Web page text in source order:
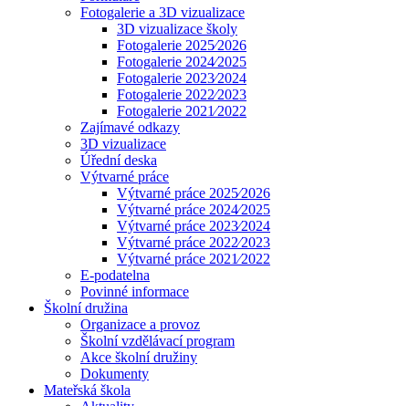
Fotogalerie a 3D vizualizace
3D vizualizace školy
Fotogalerie 2025⁄2026
Fotogalerie 2024⁄2025
Fotogalerie 2023⁄2024
Fotogalerie 2022⁄2023
Fotogalerie 2021⁄2022
Zajímavé odkazy
3D vizualizace
Úřední deska
Výtvarné práce
Výtvarné práce 2025⁄2026
Výtvarné práce 2024⁄2025
Výtvarné práce 2023⁄2024
Výtvarné práce 2022⁄2023
Výtvarné práce 2021⁄2022
E-podatelna
Povinné informace
Školní družina
Organizace a provoz
Školní vzdělávací program
Akce školní družiny
Dokumenty
Mateřská škola